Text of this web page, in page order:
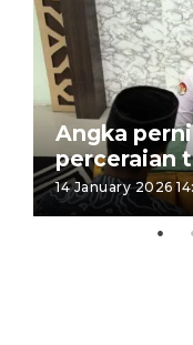
Angka
perceraian
14 January 2026